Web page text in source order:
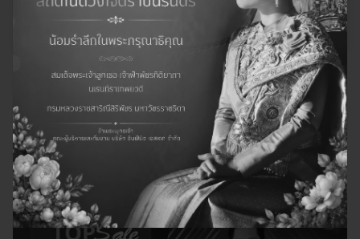
ฝ่ายขายอันดับ 1 ประจำเดือน กุมภาพันธ์
25 มีนาคม 2569